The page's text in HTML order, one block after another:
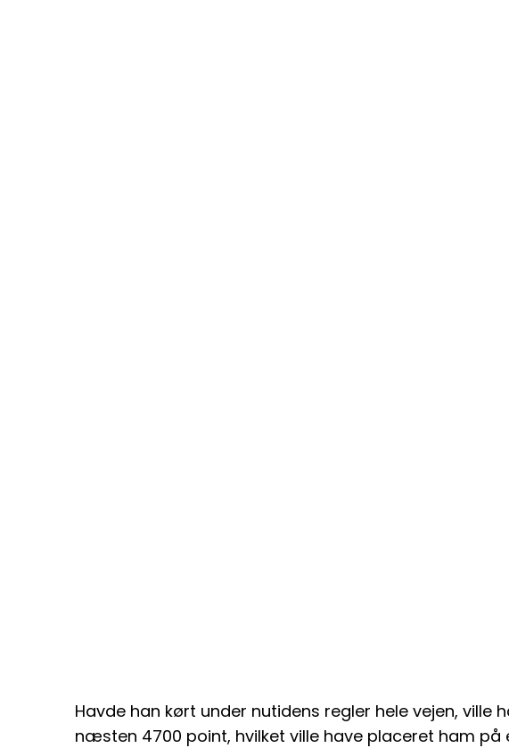
Havde han kørt under nutidens regler hele vejen, ville
næsten 4700 point, hvilket ville have placeret ham på